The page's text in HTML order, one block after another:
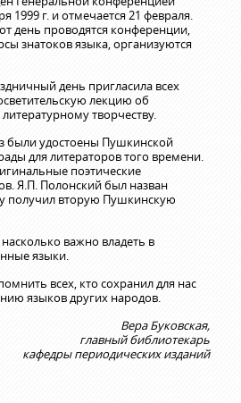
1999 г. и отмечается 21 февраля.
день проводятся конференции,
знатоков языка, организуются
день пригласила всех
лекцию об
творчеству.
были удостоены Пушкинской
для литераторов того времени.
поэтические
Я.П. Полонский был назван
получил вторую Пушкинскую
важно владеть в
языки.
всех, кто сохранил для нас
языков других народов.
Вера Буковская,
главный библиотекарь
кафедры периодических изданий